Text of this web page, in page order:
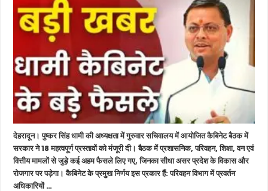
कैबिनेट
की
बैठक
में
फैसले,
इन
पर
लगी
मुहर
देहरादून। पुष्कर सिंह धामी की अध्यक्षता में गुरुवार सचिवालय में आयोजित कैबिनेट बैठक में
सरकार ने 18 महत्वपूर्ण प्रस्तावों को मंजूरी दी। बैठक में प्रशासनिक, परिवहन, शिक्षा, वन एवं
वित्तीय मामलों से जुड़े कई अहम फैसले लिए गए, जिनका सीधा असर प्रदेश के विकास और
रोजगार पर पड़ेगा। कैबिनेट के प्रमुख निर्णय इस प्रकार हैं: परिवहन विभाग में प्रवर्तन
अधिकारियों …